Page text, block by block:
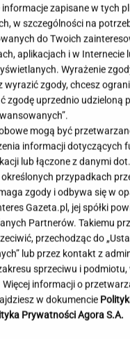
Polacy wskazali
damę. Zdeklasowała
Ciągnie cię do
Psychologia mówi o
Quiz. Oglądałeś polskie
u? Kto zagrał główną rolę?
Jeden wakacyjny nawyk
nieprzyjemne
MATERIAŁ PROMOCYJNY
informacje zapisane w tych
w szczególności na
do Twoich
aplikacjach i w Internecie
Wyrażenie
wyrazić zgody, chcesz
zgodę uprzednio udzieloną
mogą być
informacji dotyczących
lub łączone z danymi
określonych przypadkach
zgody i odbywa się w
Gazeta.pl, jej spółki
Partnerów. Takiemu
przechodząc do
lub przez kontakt z
sprzeciwu i
Więcej informacji o
w dokumencie
Prywatności Agora S.A.